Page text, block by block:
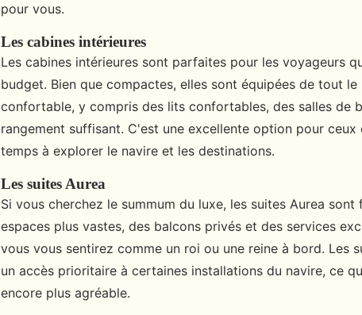
pour vous.
Les cabines intérieures
Les cabines intérieures sont parfaites pour les voyageurs
budget. Bien que compactes, elles sont équipées de tout
confortable, y compris des lits confortables, des salles de
rangement suffisant. C'est une excellente option pour
temps à explorer le navire et les destinations.
Les suites Aurea
Si vous cherchez le summum du luxe, les suites Aurea
espaces plus vastes, des balcons privés et des services
vous vous sentirez comme un roi ou une reine à bord. Les
un accès prioritaire à certaines installations du navire, ce
encore plus agréable.